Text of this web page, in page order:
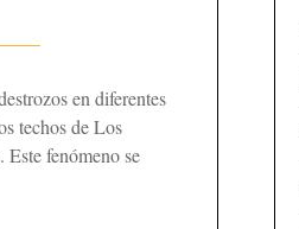
en diferentes
techos de Los
fenómeno se